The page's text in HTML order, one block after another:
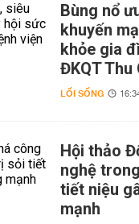
Bùng nổ
khuyến
khỏe gia
ĐKQT Thu
LỐI SỐNG
Hội thảo
nghệ
tiết niệu
mạnh